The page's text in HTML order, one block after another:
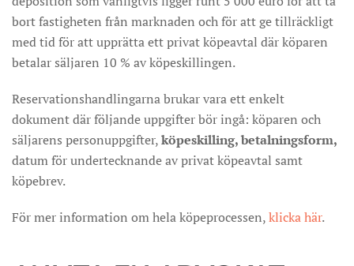
bort fastigheten från marknaden och för att ge tillräckligt
med tid för att upprätta ett privat köpeavtal där köparen
betalar säljaren 10 % av köpeskillingen.
Reservationshandlingarna brukar vara ett enkelt
dokument där följande uppgifter bör ingå: köparen och
säljarens personuppgifter,köpeskilling, betalningsform,
datum för undertecknande av privat köpeavtal samt
köpebrev.
För mer information om hela köpeprocessen,klicka här.